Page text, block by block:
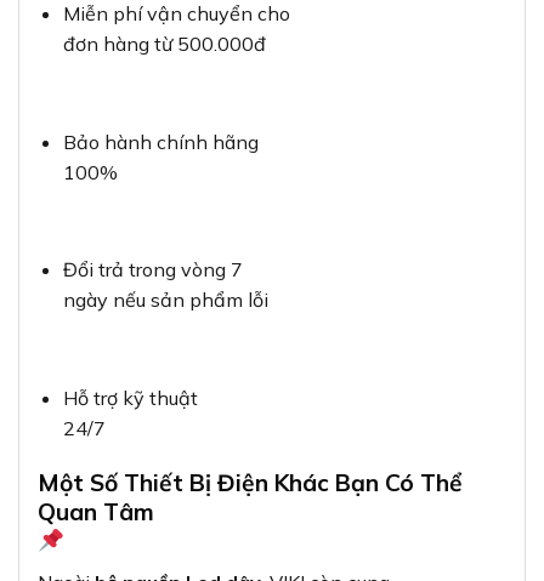
Miễn phí vận chuyển cho
đơn hàng từ 500.000đ
Bảo hành chính hãng
100%
Đổi trả trong vòng 7
ngày nếu sản phẩm lỗi
Hỗ trợ kỹ thuật
24/7
Một Số Thiết Bị Điện Khác Bạn Có Thể
Quan Tâm